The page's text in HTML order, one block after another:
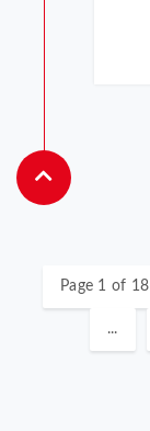
Page 1 of 18
...